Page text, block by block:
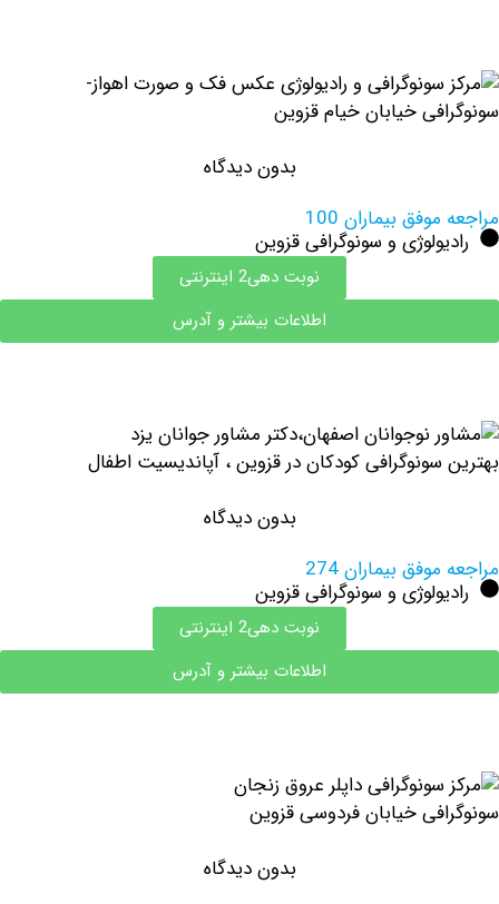
خیابان خیام قزوین
بدون دیدگاه
بیماران 100
و سونوگرافی قزوین
نوبت دهی2 اینترنتی
اطلاعات بیشتر و آدرس
کودکان در قزوین ، آپاندیسیت اطفال
بدون دیدگاه
بیماران 274
و سونوگرافی قزوین
نوبت دهی2 اینترنتی
اطلاعات بیشتر و آدرس
خیابان فردوسی قزوین
بدون دیدگاه